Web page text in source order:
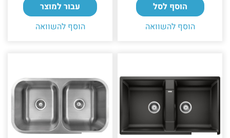
הוסף לסל
הוסף להשוואה
עבור למוצר
הוסף להשוואה